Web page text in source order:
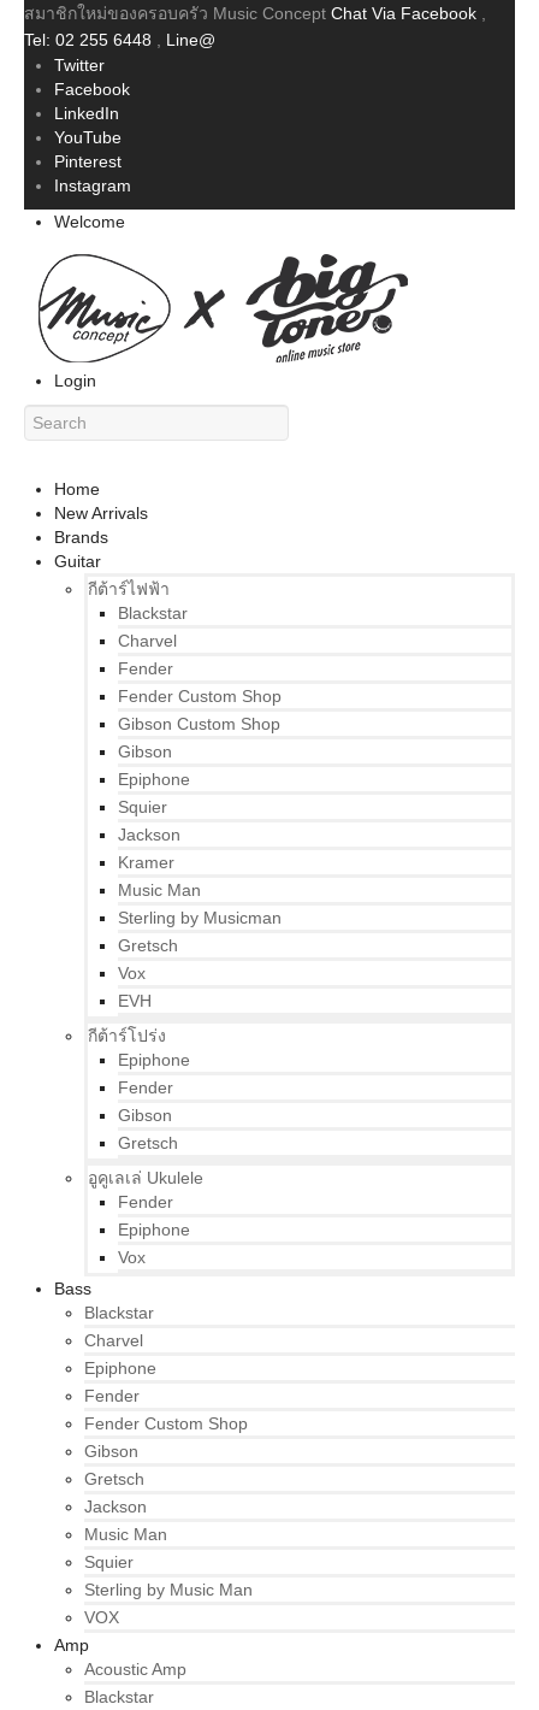
สมาชิกใหม่ของครอบครัว Music Concept Chat Via Facebook
Tel: 02 255 6448
Line@
Twitter
Facebook
LinkedIn
YouTube
Pinterest
Instagram
Welcome
Login
Home
New Arrivals
Brands
Guitar
กีต้าร์ไฟฟ้า
Blackstar
Charvel
Fender
Fender Custom Shop
Gibson Custom Shop
Gibson
Epiphone
Squier
Jackson
Kramer
Music Man
Sterling by Musicman
Gretsch
Vox
EVH
กีต้าร์โปร่ง
Epiphone
Fender
Gibson
Gretsch
อูคูเลเล่ Ukulele
Fender
Epiphone
Vox
Bass
Blackstar
Charvel
Epiphone
Fender
Fender Custom Shop
Gibson
Gretsch
Jackson
Music Man
Squier
Sterling by Music Man
VOX
Amp
Acoustic Amp
Blackstar